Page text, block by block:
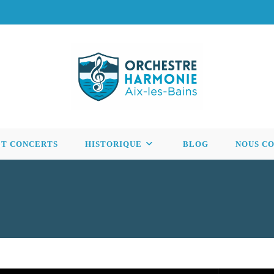
CONCERTS HISTORIQUE BLOG NOUS